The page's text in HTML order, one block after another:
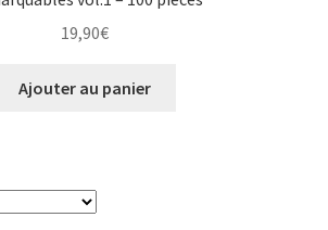
19,90€
Ajouter au panier